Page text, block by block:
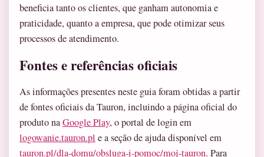
beneficia tanto os clientes, que ganham autonomia e
praticidade, quanto a empresa, que pode otimizar seus
processos de atendimento.
Fontes e referências oficiais
As informações presentes neste guia foram obtidas a partir
de fontes oficiais da Tauron, incluindo a página oficial do
produto naGoogle Play, o portal de login em
logowanie.tauron.pl e a seção de ajuda disponível em
tauron.pl/dla-domu/obsluga-i-pomoc/moj-tauron. Para